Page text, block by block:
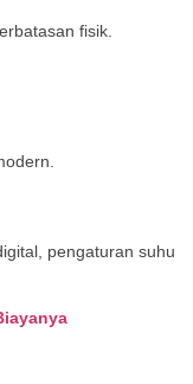
fisik.
pengaturan suhu